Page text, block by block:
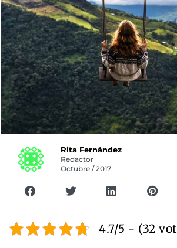
Rita Fernández
Redactor
Octubre / 2017
4.7/5 - (32